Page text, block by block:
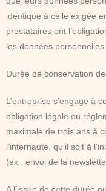
identique à celle exigée
prestataires ont
les données
Durée de conservation
L’entreprise s’engage à
obligation légale ou
maximale de trois ans à
l’internaute, qu’il soit à
(ex : envoi de la